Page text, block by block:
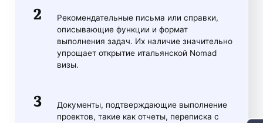
Рекомендательные письма или справки,
описывающие функции и формат
выполнения задач. Их наличие значительно
упрощает открытие итальянской Nomad
визы.
Документы, подтверждающие выполнение
проектов, такие как отчеты, переписка с